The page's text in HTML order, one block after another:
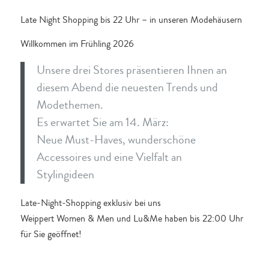
Late Night Shopping bis 22 Uhr – in unseren Modehäusern
Willkommen im Frühling 2026
Unsere drei Stores präsentieren Ihnen an
diesem Abend die neuesten Trends und
Modethemen.
Es erwartet Sie am 14. März:
Neue Must-Haves, wunderschöne
Accessoires und eine Vielfalt an
Stylingideen
Late-Night-Shopping exklusiv bei uns
Weippert Women & Men und Lu&Me haben bis 22:00 Uhr
für Sie geöffnet!